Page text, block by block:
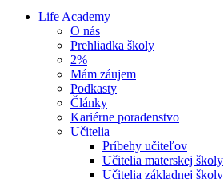
Life Academy
O nás
Prehliadka školy
2%
Mám záujem
Podkasty
Články
Kariérne poradenstvo
Učitelia
Príbehy učiteľov
Učitelia materskej školy
Učitelia základnej školy